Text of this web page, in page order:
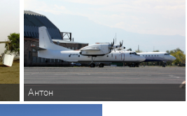
Антон